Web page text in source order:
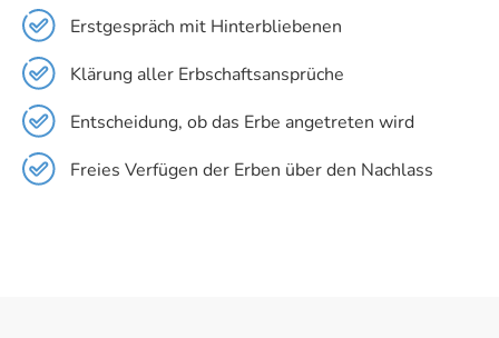
Erstgespräch mit Hinterbliebenen
Klärung aller Erbschaftsansprüche
Entscheidung, ob das Erbe angetreten wird
Freies Verfügen der Erben über den Nachlass